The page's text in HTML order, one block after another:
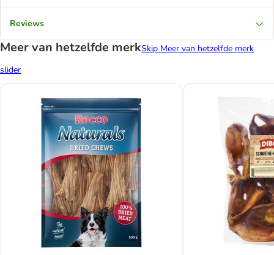
Reviews
Meer van hetzelfde merkSkip Meer van hetzelfde merk
slider